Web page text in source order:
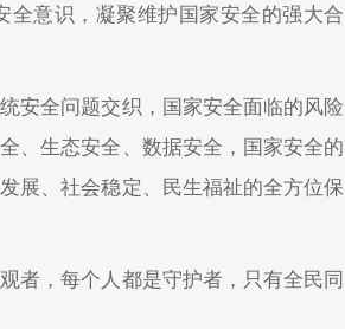
全意识，凝聚维护国家安全的强大合
安全问题交织，国家安全面临的风险
、生态安全、数据安全，国家安全的
展、社会稳定、民生福祉的全方位保
者，每个人都是守护者，只有全民同